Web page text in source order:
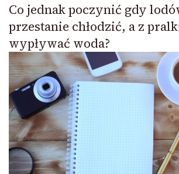
Co jednak poczynić gdy
przestanie chłodzić, a z
wypływać woda?